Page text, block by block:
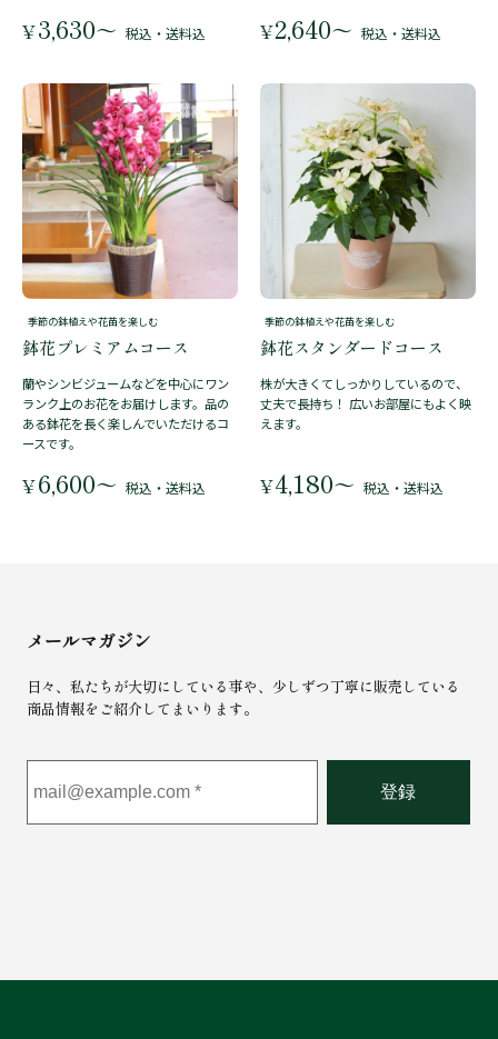
¥3,630〜 税込・送料込 ¥2,640〜 税込・送料込
季節の鉢植えや花苗を楽しむ
鉢花プレミアムコース
蘭やシンビジュームなどを中心にワン
ランク上のお花をお届けします。品の
ある鉢花を長く楽しんでいただけるコ
ースです。
¥6,600〜 税込・送料込
季節の鉢植えや花苗を楽しむ
鉢花スタンダードコース
株が大きくてしっかりしているので、
丈夫で長持ち！ 広いお部屋にもよく映
えます。
¥4,180〜 税込・送料込
メールマガジン
日々、私たちが大切にしている事や、少しずつ丁寧に販売している
商品情報をご紹介してまいります。